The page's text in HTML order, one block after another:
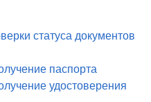
статуса документов
паспорта
удостоверения